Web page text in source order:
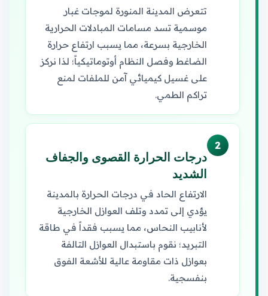
تتعرض المدينة المنورة لموجات غبار
موسمية تسد مسامات المبادلات الحرارية
الخارجية بسرعة، مما يسبب ارتفاع حرارة
الضاغط وفصل النظام أوتوماتيكياً؛ لذا نركز
على غسيل كيميائي آمن للملفات لمنع
تراكم الطمي.
2
درجات الحرارة القصوى والجفاف
الشديد
الارتفاع الحاد في درجات الحرارة بالمدينة
يؤدي إلى تمدد وتلف العوازل الخارجية
لأنابيب النحاس، مما يسبب فقداً في طاقة
التبريد؛ نقوم باستبدال العوازل التالفة
بعوازل ذات مقاومة عالية للأشعة الفوق
بنفسجية.